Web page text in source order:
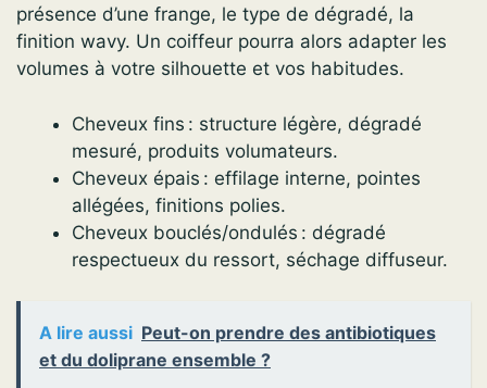
présence d’une frange, le type de dégradé, la
finition wavy. Un coiffeur pourra alors adapter les
volumes à votre silhouette et vos habitudes.
Cheveux fins : structure légère, dégradé
mesuré, produits volumateurs.
Cheveux épais : effilage interne, pointes
allégées, finitions polies.
Cheveux bouclés/ondulés : dégradé
respectueux du ressort, séchage diffuseur.
A lire aussi Peut-on prendre des antibiotiques
et du doliprane ensemble ?